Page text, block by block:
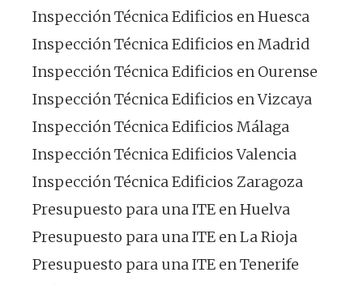
Inspección Técnica Edificios en Huesca
Inspección Técnica Edificios en Madrid
Inspección Técnica Edificios en Ourense
Inspección Técnica Edificios en Vizcaya
Inspección Técnica Edificios Málaga
Inspección Técnica Edificios Valencia
Inspección Técnica Edificios Zaragoza
Presupuesto para una ITE en Huelva
Presupuesto para una ITE en La Rioja
Presupuesto para una ITE en Tenerife